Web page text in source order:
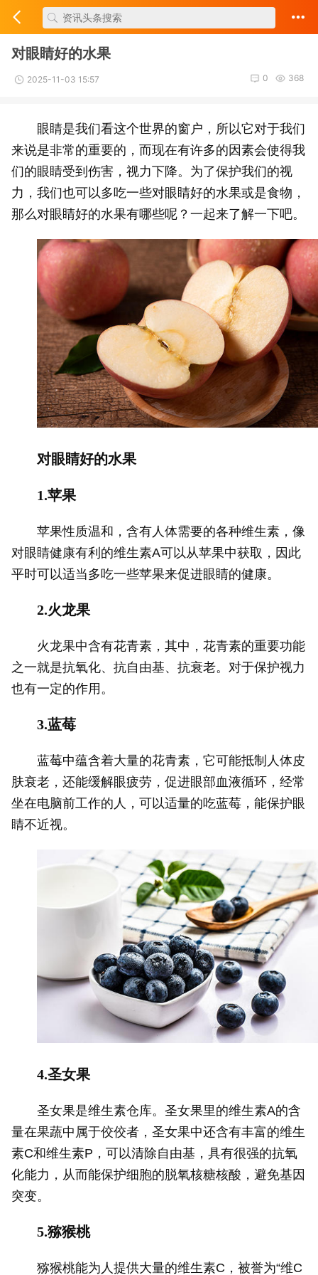
对眼睛好的水果
2025-11-03 15:57 368
0
眼睛是我们看这个世界的窗户，所以它对于我们
来说是非常的重要的，而现在有许多的因素会使得我
们的眼睛受到伤害，视力下降。为了保护我们的视
力，我们也可以多吃一些对眼睛好的水果或是食物，
那么对眼睛好的水果有哪些呢？一起来了解一下吧。
对眼睛好的水果
1.苹果
苹果性质温和，含有人体需要的各种维生素，像
对眼睛健康有利的维生素A可以从苹果中获取，因此
平时可以适当多吃一些苹果来促进眼睛的健康。
2.火龙果
火龙果中含有花青素，其中，花青素的重要功能
之一就是抗氧化、抗自由基、抗衰老。对于保护视力
也有一定的作用。
3.蓝莓
蓝莓中蕴含着大量的花青素，它可能抵制人体皮
肤衰老，还能缓解眼疲劳，促进眼部血液循环，经常
坐在电脑前工作的人，可以适量的吃蓝莓，能保护眼
睛不近视。
4.圣女果
圣女果是维生素仓库。圣女果里的维生素A的含
量在果蔬中属于佼佼者，圣女果中还含有丰富的维生
素C和维生素P，可以清除自由基，具有很强的抗氧
化能力，从而能保护细胞的脱氧核糖核酸，避免基因
突变。
5.猕猴桃
猕猴桃能为人提供大量的维生素C，被誉为“维C